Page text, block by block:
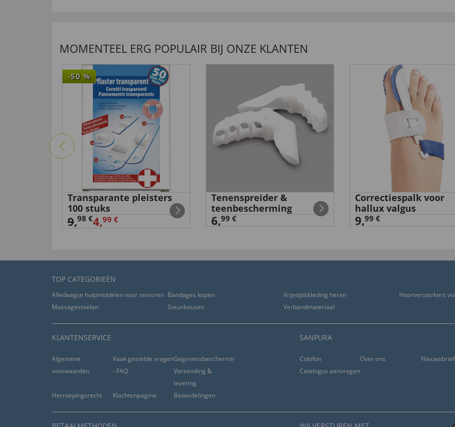
MOMENTEEL ERG POPULAIR BIJ ONZE KLANTEN
-50 %
Transparante pleisters
100 stuks
9,98 €4,99 €
Tenenspreider &
teenbescherming
6,99 €
Correctiespalk voor
hallux valgus
9,99 €
TOP CATEGORIEËN
Alledaagse hulpmiddelen voor senioren Bandages kopen Vrijetijdskleding heren Hoorversterkers
Massagestoelen
Steunkousen Verbandmateriaal
KLANTENSERVICE
Algemene
voorwaarden
Vaak gestelde vragen
- FAQ
Gegevensbescherming
Verzending &
levering
Herroepingsrecht
Klachtenpagina Beoordelingen
SANPURA
Colofon Over ons
Nieuwsbrief
Catalogus aanvragen